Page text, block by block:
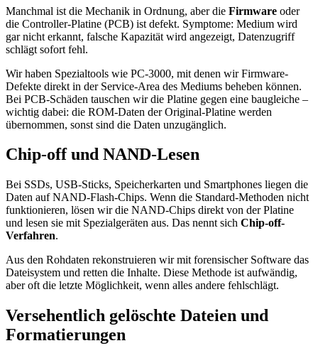
Manchmal ist die Mechanik in Ordnung, aber die Firmware oder
die Controller-Platine (PCB) ist defekt. Symptome: Medium wird
gar nicht erkannt, falsche Kapazität wird angezeigt, Datenzugriff
schlägt sofort fehl.
Wir haben Spezialtools wie PC-3000, mit denen wir Firmware-
Defekte direkt in der Service-Area des Mediums beheben können.
Bei PCB-Schäden tauschen wir die Platine gegen eine baugleiche –
wichtig dabei: die ROM-Daten der Original-Platine werden
übernommen, sonst sind die Daten unzugänglich.
Chip-off und NAND-Lesen
Bei SSDs, USB-Sticks, Speicherkarten und Smartphones liegen die
Daten auf NAND-Flash-Chips. Wenn die Standard-Methoden nicht
funktionieren, lösen wir die NAND-Chips direkt von der Platine
und lesen sie mit Spezialgeräten aus. Das nennt sich Chip-off-
Verfahren.
Aus den Rohdaten rekonstruieren wir mit forensischer Software das
Dateisystem und retten die Inhalte. Diese Methode ist aufwändig,
aber oft die letzte Möglichkeit, wenn alles andere fehlschlägt.
Versehentlich gelöschte Dateien und
Formatierungen